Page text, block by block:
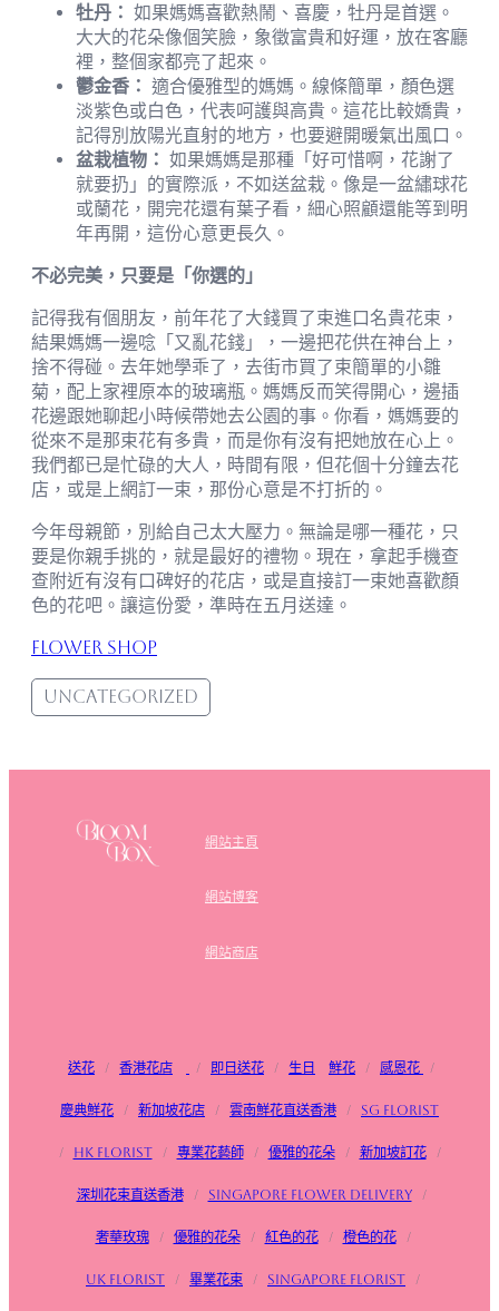
牡丹： 如果媽媽喜歡熱鬧、喜慶，牡丹是首選。
大大的花朵像個笑臉，象徵富貴和好運，放在客廳
裡，整個家都亮了起來。
鬱金香： 適合優雅型的媽媽。線條簡單，顏色選
淡紫色或白色，代表呵護與高貴。這花比較嬌貴，
記得別放陽光直射的地方，也要避開暖氣出風口。
盆栽植物： 如果媽媽是那種「好可惜啊，花謝了
就要扔」的實際派，不如送盆栽。像是一盆繡球花
或蘭花，開完花還有葉子看，細心照顧還能等到明
年再開，這份心意更長久。
不必完美，只要是「你選的」
記得我有個朋友，前年花了大錢買了束進口名貴花束，
結果媽媽一邊唸「又亂花錢」，一邊把花供在神台上，
捨不得碰。去年她學乖了，去街市買了束簡單的小雛
菊，配上家裡原本的玻璃瓶。媽媽反而笑得開心，邊插
花邊跟她聊起小時候帶她去公園的事。你看，媽媽要的
從來不是那束花有多貴，而是你有沒有把她放在心上。
我們都已是忙碌的大人，時間有限，但花個十分鐘去花
店，或是上網訂一束，那份心意是不打折的。
今年母親節，別給自己太大壓力。無論是哪一種花，只
要是你親手挑的，就是最好的禮物。現在，拿起手機查
查附近有沒有口碑好的花店，或是直接訂一束她喜歡顏
色的花吧。讓這份愛，準時在五月送達。
Flower Shop
Uncategorized
網站主頁
網站博客
網站商店
送花 / 香港花店 / 即日送花 / 生日 鮮花 / 感恩花 /
慶典鮮花 / 新加坡花店 / 雲南鮮花直送香港 / SG FLorist
/ HK Florist / 專業花藝師 / 優雅的花朵 / 新加坡訂花 /
深圳花束直送香港 / Singapore flower delivery /
奢華玫瑰 / 優雅的花朵 / 紅色的花 / 橙色的花 /
UK Florist / 畢業花束 / Singapore Florist /